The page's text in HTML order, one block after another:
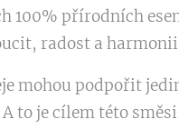
100% přírodních
radost a
mohou podpořit
to je cílem této